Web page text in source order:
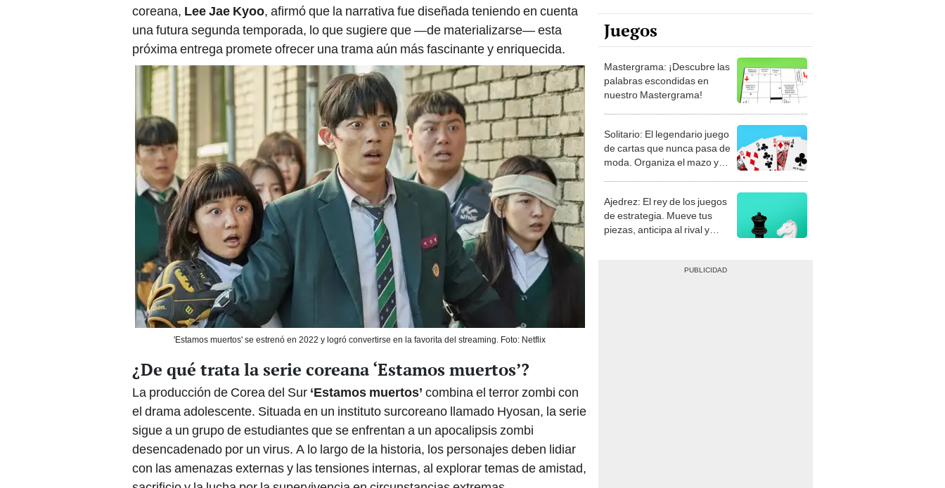
coreana, Lee Jae Kyoo, afirmó que la narrativa fue diseñada teniendo en cuenta
una futura segunda temporada, lo que sugiere que —de materializarse— esta
próxima entrega promete ofrecer una trama aún más fascinante y enriquecida.
'Estamos muertos' se estrenó en 2022 y logró convertirse en la favorita del streaming. Foto: Netflix
¿De qué trata la serie coreana ‘Estamos muertos’?
La producción de Corea del Sur ‘Estamos muertos’ combina el terror zombi con
el drama adolescente. Situada en un instituto surcoreano llamado Hyosan, la serie
sigue a un grupo de estudiantes que se enfrentan a un apocalipsis zombi
desencadenado por un virus. A lo largo de la historia, los personajes deben lidiar
con las amenazas externas y las tensiones internas, al explorar temas de amistad,
Juegos
Mastergrama: ¡Descubre las
palabras escondidas en
nuestro Mastergrama!
Solitario: El legendario juego
de cartas que nunca pasa de
moda. Organiza el mazo y
Ajedrez: El rey de los juegos
de estrategia. Mueve tus
piezas, anticipa al rival y